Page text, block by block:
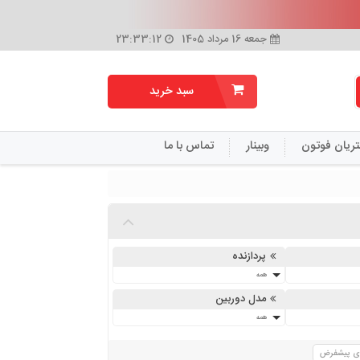
جمعه 16 مرداد 1405 23:33:12
سبد خرید
فوتون وبینار تماس با ما
پردازنده
همه
مدل دوربین
همه
پیشفرض